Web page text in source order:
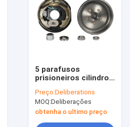
5 parafusos
prisioneiros cilindros
de 10 polegadas
Preço:Deliberations
MOQ:Deliberações
obtenha o ultimo preço